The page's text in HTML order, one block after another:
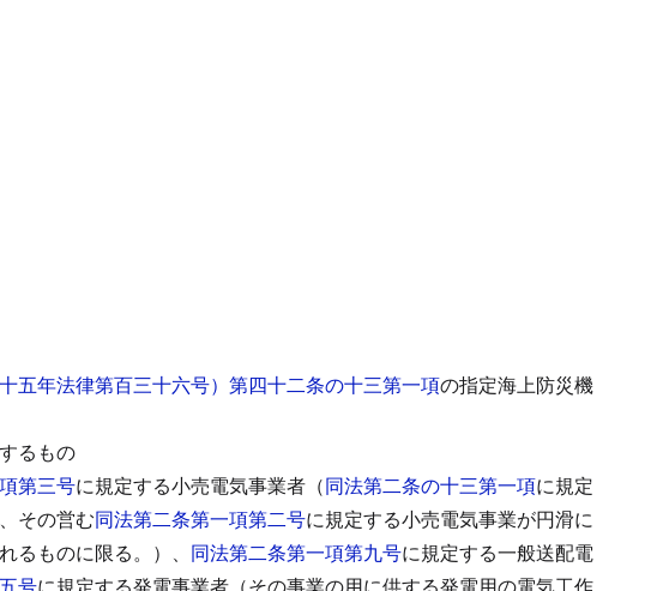
五年法律第百三十六号）第四十二条の十三第一項の指定海上防災機
るもの
第三号に規定する小売電気事業者（同法第二条の十三第一項に規定
その営む同法第二条第一項第二号に規定する小売電気事業が円滑に
ものに限る。）、 同法第二条第一項第九号に規定する一般送配電